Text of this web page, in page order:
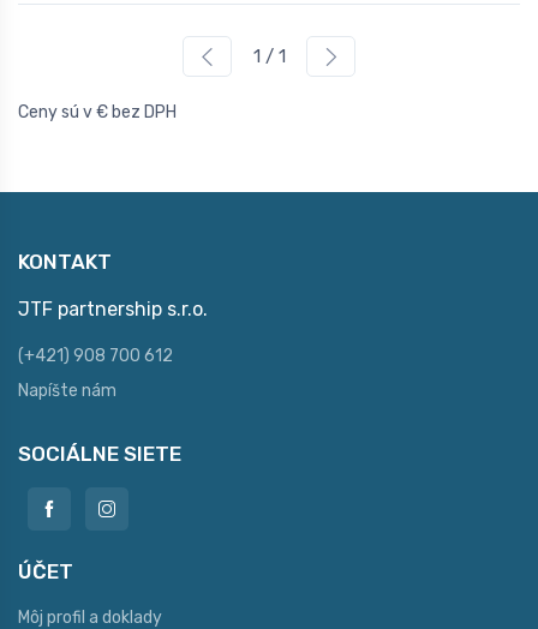
1 / 1
Ceny sú v € bez DPH
KONTAKT
JTF partnership s.r.o.
(+421) 908 700 612
Napíšte nám
SOCIÁLNE SIETE
ÚČET
Môj profil a doklady